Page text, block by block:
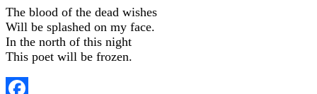
The blood of the dead wishes
Will be splashed on my face.
In the north of this night
This poet will be frozen.